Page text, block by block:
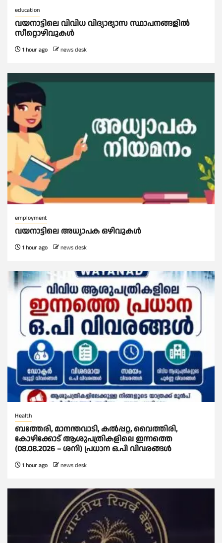
education
വയനാട്ടിലെ വിവിധ വിദ്യാഭ്യാസ സ്ഥാപനങ്ങളിൽ
സീറ്റൊഴിവുകൾ
1 hour ago news desk
employment
വയനാട്ടിലെ അധ്യാപക ഒഴിവുകൾ
1 hour ago news desk
Health
ബത്തേരി, മാനന്തവാടി, കൽപ്പറ്റ, വൈത്തിരി,
കോഴിക്കോട് ആശുപത്രികളിലെ ഇന്നത്തെ
(08.08.2026 – ശനി) പ്രധാന ഒ.പി വിവരങ്ങൾ
1 hour ago news desk